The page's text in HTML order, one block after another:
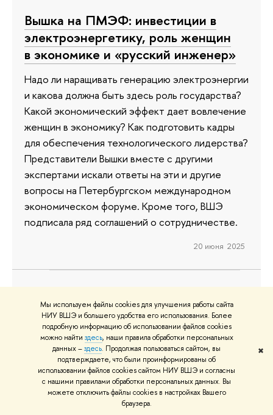
Мы используем файлы cookies для улучшения работы сайта
НИУ ВШЭ и большего удобства его использования. Более
подробную информацию об использовании файлов cookies
можно найти здесь, наши правила обработки персональных
данных –здесь. Продолжая пользоваться сайтом, вы
подтверждаете, что были проинформированы об
использовании файлов cookies сайтом НИУ ВШЭ и согласны
с нашими правилами обработки персональных данных. Вы
можете отключить файлы cookies в настройках Вашего
браузера.
✖
Вышка на ПМЭФ: инвестиции в
электроэнергетику, роль женщин
в экономике и «русский инженер»
Надо ли наращивать генерацию электроэнергии
и какова должна быть здесь роль государства?
Какой экономический эффект дает вовлечение
женщин в экономику? Как подготовить кадры
для обеспечения технологического лидерства?
Представители Вышки вместе с другими
экспертами искали ответы на эти и другие
вопросы на Петербургском международном
экономическом форуме. Кроме того, ВШЭ
подписала ряд соглашений о сотрудничестве.
20 июня 2025
НИУ ВШЭ, Минобрнауки и
«Иннопрактика» объединили
усилия для формирования
системы социально-
психологического благополучия
российских студентов